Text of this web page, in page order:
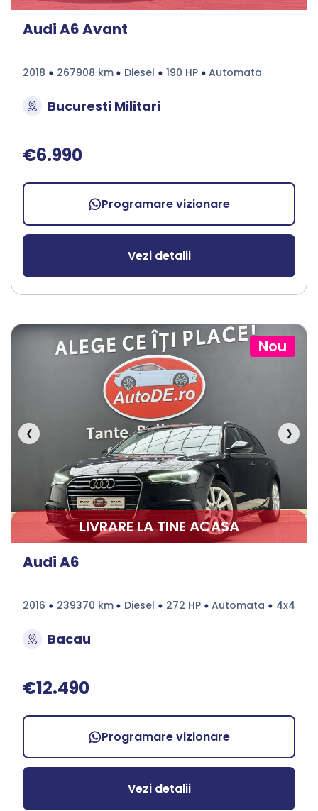
Audi A6 Avant
2018 267908 km Diesel 190 HP Automata
Bucuresti Militari
€6.990
Programare vizionare
Vezi detalii
Nou
❮ ❯
LIVRARE LA TINE ACASA
Audi A6
2016 239370 km Diesel 272 HP Automata 4x4
Bacau
€12.490
Programare vizionare
Vezi detalii